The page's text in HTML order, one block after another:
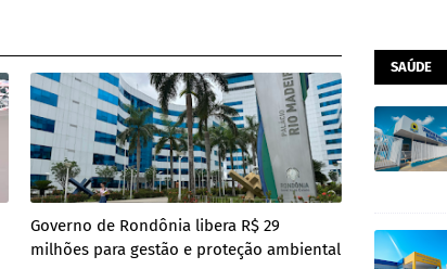
Governo de Rondônia libera R$ 29
milhões para gestão e proteção ambiental
SAÚDE